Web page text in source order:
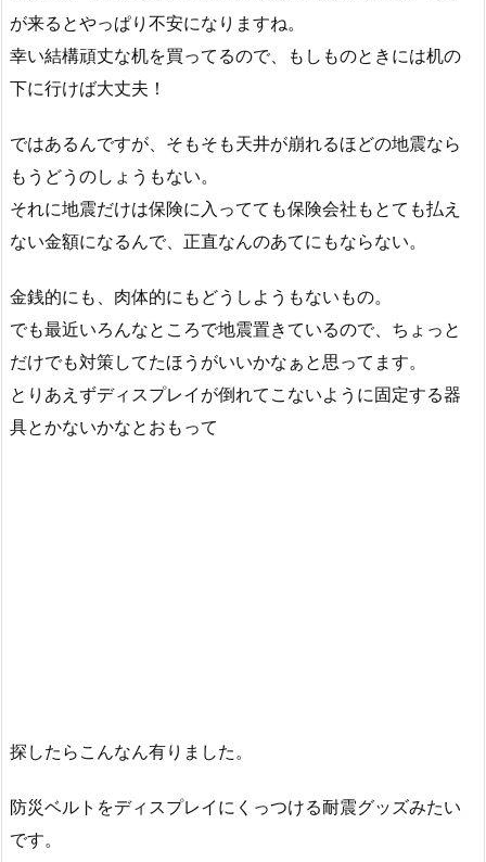
が来るとやっぱり不安になりますね。
幸い結構頑丈な机を買ってるので、もしものときには机の
下に行けば大丈夫！
ではあるんですが、そもそも天井が崩れるほどの地震なら
もうどうのしょうもない。
それに地震だけは保険に入ってても保険会社もとても払え
ない金額になるんで、正直なんのあてにもならない。
金銭的にも、肉体的にもどうしようもないもの。
でも最近いろんなところで地震置きているので、ちょっと
だけでも対策してたほうがいいかなぁと思ってます。
とりあえずディスプレイが倒れてこないように固定する器
具とかないかなとおもって
探したらこんなん有りました。
防災ベルトをディスプレイにくっつける耐震グッズみたい
です。